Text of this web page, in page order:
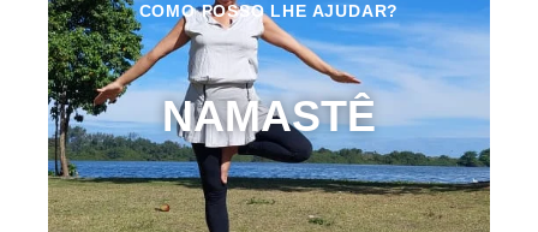
COMO POSSO LHE AJUDAR?
NAMASTÊ